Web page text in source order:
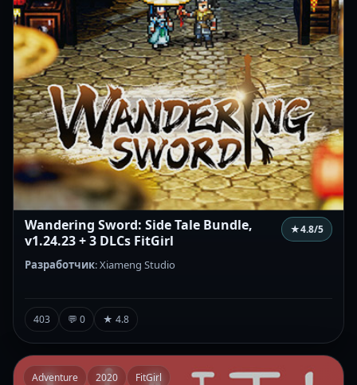
Wandering Sword: Side Tale Bundle,
v1.24.23 + 3 DLCs FitGirl
★4.8/5
Разработчик: Xiameng Studio
403 💬 0 ★ 4.8
Adventure 2020 FitGirl